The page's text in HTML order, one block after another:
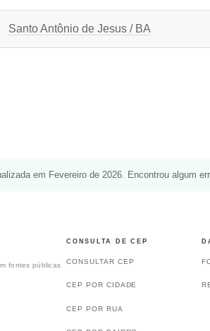
Santo Antônio de Jesus / BA
em Fevereiro de 2026. Encontrou algum
fontes públicas
CONSULTA DE CEP
CONSULTAR CEP
CEP POR CIDADE
CEP POR RUA